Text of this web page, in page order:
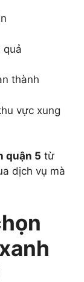
quả
thành
vực xung
quận 5 từ
dịch vụ mà